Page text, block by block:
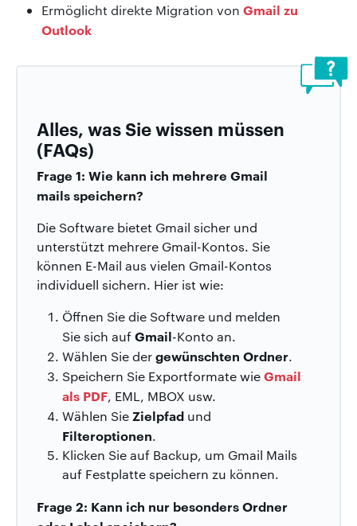
Ermöglicht direkte Migration von Gmail zu
Outlook
Alles, was Sie wissen müssen
(FAQs)
Frage 1: Wie kann ich mehrere Gmail
mails speichern?
Die Software bietet Gmail sicher und
unterstützt mehrere Gmail-Kontos. Sie
können E-Mail aus vielen Gmail-Kontos
individuell sichern. Hier ist wie:
Öffnen Sie die Software und melden
Sie sich aufGmail-Konto an.
Wählen Sie dergewünschten Ordner.
Speichern Sie Exportformate wieGmail
als PDF, EML, MBOX usw.
Wählen Sie Zielpfad und
Filteroptionen.
Klicken Sie auf Backup, um Gmail Mails
auf Festplatte speichern zu können.
Frage 2: Kann ich nur besonders Ordner